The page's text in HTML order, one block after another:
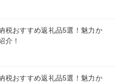
税おすすめ返礼品5選！魅力か
介！
税おすすめ返礼品5選！魅力か